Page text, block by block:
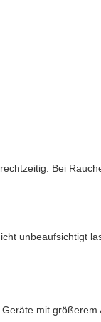
Bei
unbeaufsichtigt
mit größerem